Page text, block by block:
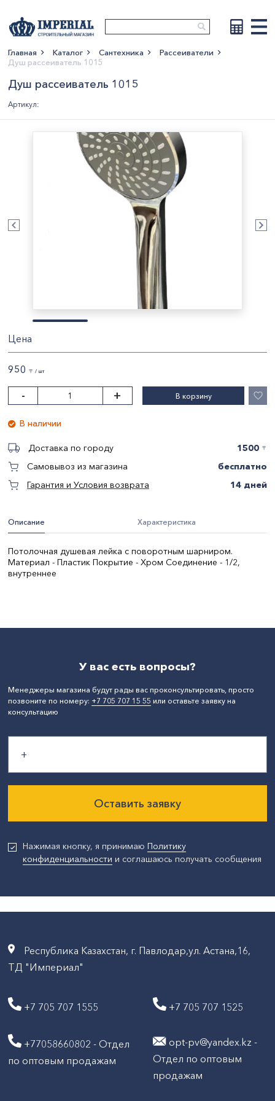
Главная Каталог Сантехника
Рассеиватели
Душ рассеиватель 1015
Душ рассеиватель 1015
Артикул:
Описание Характеристика
Потолочная душевая лейка с поворотным шарниром.
Материал - Пластик Покрытие - Хром Соединение - 1/2,
внутреннее
Цена
950 〒 / шт
- + В корзину
В наличии
Доставка по городу 1500 〒
Самовывоз из магазина
бесплатно
Гарантия и Условия возврата
14 дней
У вас есть вопросы?
Менеджеры магазина будут рады вас проконсультировать, просто
позвоните по номеру: +7 705 707 15 55 или оставьте заявку на
консультацию
Оставить заявку
Нажимая кнопку, я принимаю Политику
конфиденциальности и соглашаюсь получать сообщения
Республика Казахстан, г. Павлодар,ул. Астана,16,
ТД "Империал"
+7 705 707 1555 +7 705 707 1525
+77058660802 - Отдел
по оптовым продажам
opt-pv@yandex.kz -
Отдел по оптовым
продажам